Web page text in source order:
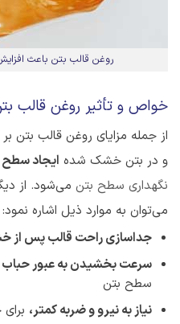
روغن قالب بتن باعث
خواص و تأثیر روغن قالب
از جمله مزایای روغن قالب بتن بر
و در بتن خشک شده ایجاد
نگهداری سطح بتن می‌شود. از
می‌توان به موارد ذیل اشاره نمود:
جداسازی راحت قالب پس
سرعت بخشیدن به عبور
سطح بتن
نیاز به نیرو و ضربه کمتر،